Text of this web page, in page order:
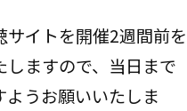
イトを開催2週間前を
ますので、当日まで
うお願いいたしま